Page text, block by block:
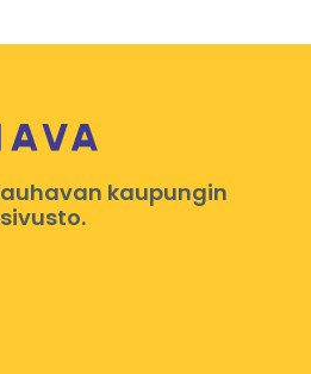
kaupungin